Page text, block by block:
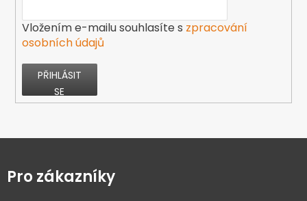
Vložením e-mailu souhlasíte s zpracování
osobních údajů
PŘIHLÁSIT
SE
pPro zákazníky